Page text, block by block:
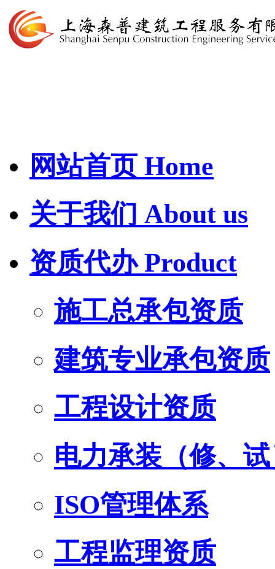
网站首页 Home
关于我们 About us
资质代办Product
施工总承包资质
建筑专业承包资质
工程设计资质
电力承装（修、
ISO管理体系
工程监理资质